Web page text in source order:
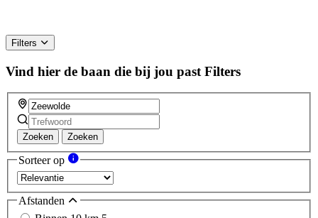
Filters
Vind hier de baan die bij jou past Filters
Zoeken Zoeken
Sorteer op
Afstanden